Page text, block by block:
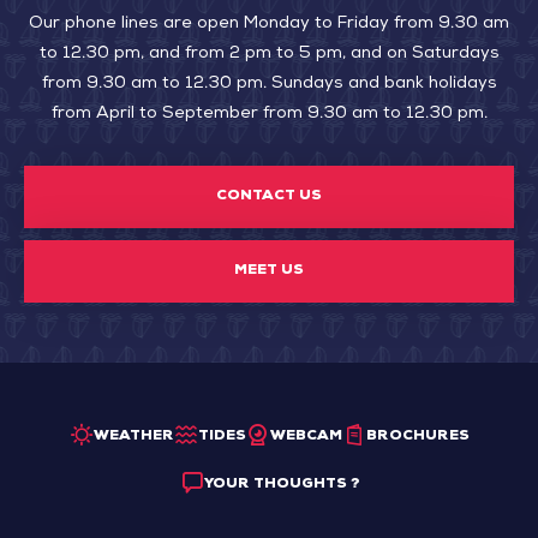
Our phone lines are open Monday to Friday from 9.30 am
to 12.30 pm, and from 2 pm to 5 pm, and on Saturdays
from 9.30 am to 12.30 pm. Sundays and bank holidays
from April to September from 9.30 am to 12.30 pm.
CONTACT US
MEET US
WEATHER TIDES WEBCAM BROCHURES
YOUR THOUGHTS ?